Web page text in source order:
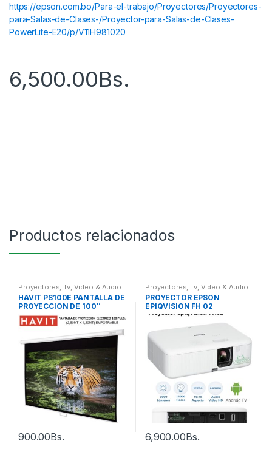
https://epson.com.bo/Para-el-trabajo/Proyectores/Proyectores-
para-Salas-de-Clases-/Proyector-para-Salas-de-Clases-
PowerLite-E20/p/V11H981020
6,500.00Bs.
Productos relacionados
Proyectores ,Tv, Video & Audio
HAVIT PS100E PANTALLA DE
PROYECCION DE 100″
EMPOTRABLE
900.00Bs.
Proyectores ,Tv, Video & Audio
PROYECTOR EPSON
EPIQVISION FH 02
6,900.00Bs.